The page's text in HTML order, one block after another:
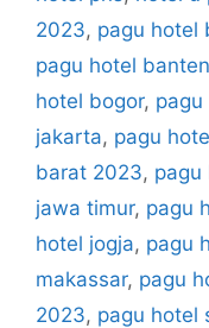
2023, pagu hotel
pagu hotel banten
hotel bogor,
jakarta, pagu
barat 2023, pagu
jawa timur, pagu
hotel jogja, pagu
makassar, pagu
2023, pagu hotel